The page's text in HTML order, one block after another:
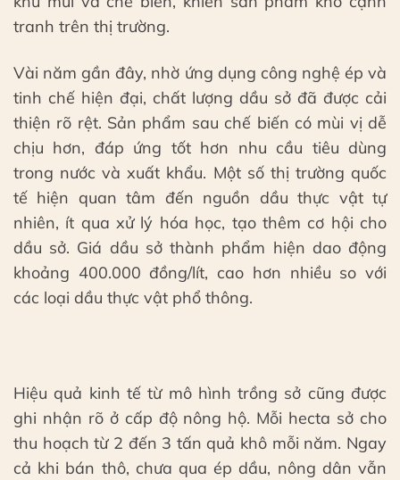
tranh trên thị trường.
Vài năm gần đây, nhờ ứng dụng công nghệ ép và
tinh chế hiện đại, chất lượng dầu sở đã được cải
thiện rõ rệt. Sản phẩm sau chế biến có mùi vị dễ
chịu hơn, đáp ứng tốt hơn nhu cầu tiêu dùng
trong nước và xuất khẩu. Một số thị trường quốc
tế hiện quan tâm đến nguồn dầu thực vật tự
nhiên, ít qua xử lý hóa học, tạo thêm cơ hội cho
dầu sở. Giá dầu sở thành phẩm hiện dao động
khoảng 400.000 đồng/lít, cao hơn nhiều so với
các loại dầu thực vật phổ thông.
Hiệu quả kinh tế từ mô hình trồng sở cũng được
ghi nhận rõ ở cấp độ nông hộ. Mỗi hecta sở cho
thu hoạch từ 2 đến 3 tấn quả khô mỗi năm. Ngay
cả khi bán thô, chưa qua ép dầu, nông dân vẫn